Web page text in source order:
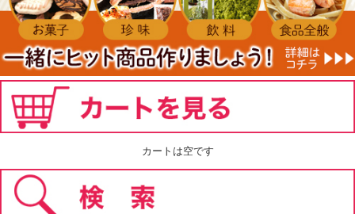
カートは空です